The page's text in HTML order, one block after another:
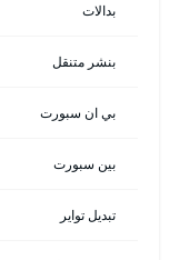
بدالات
بنشر متنقل
بي ان سبورت
بين سبورت
تبديل تواير